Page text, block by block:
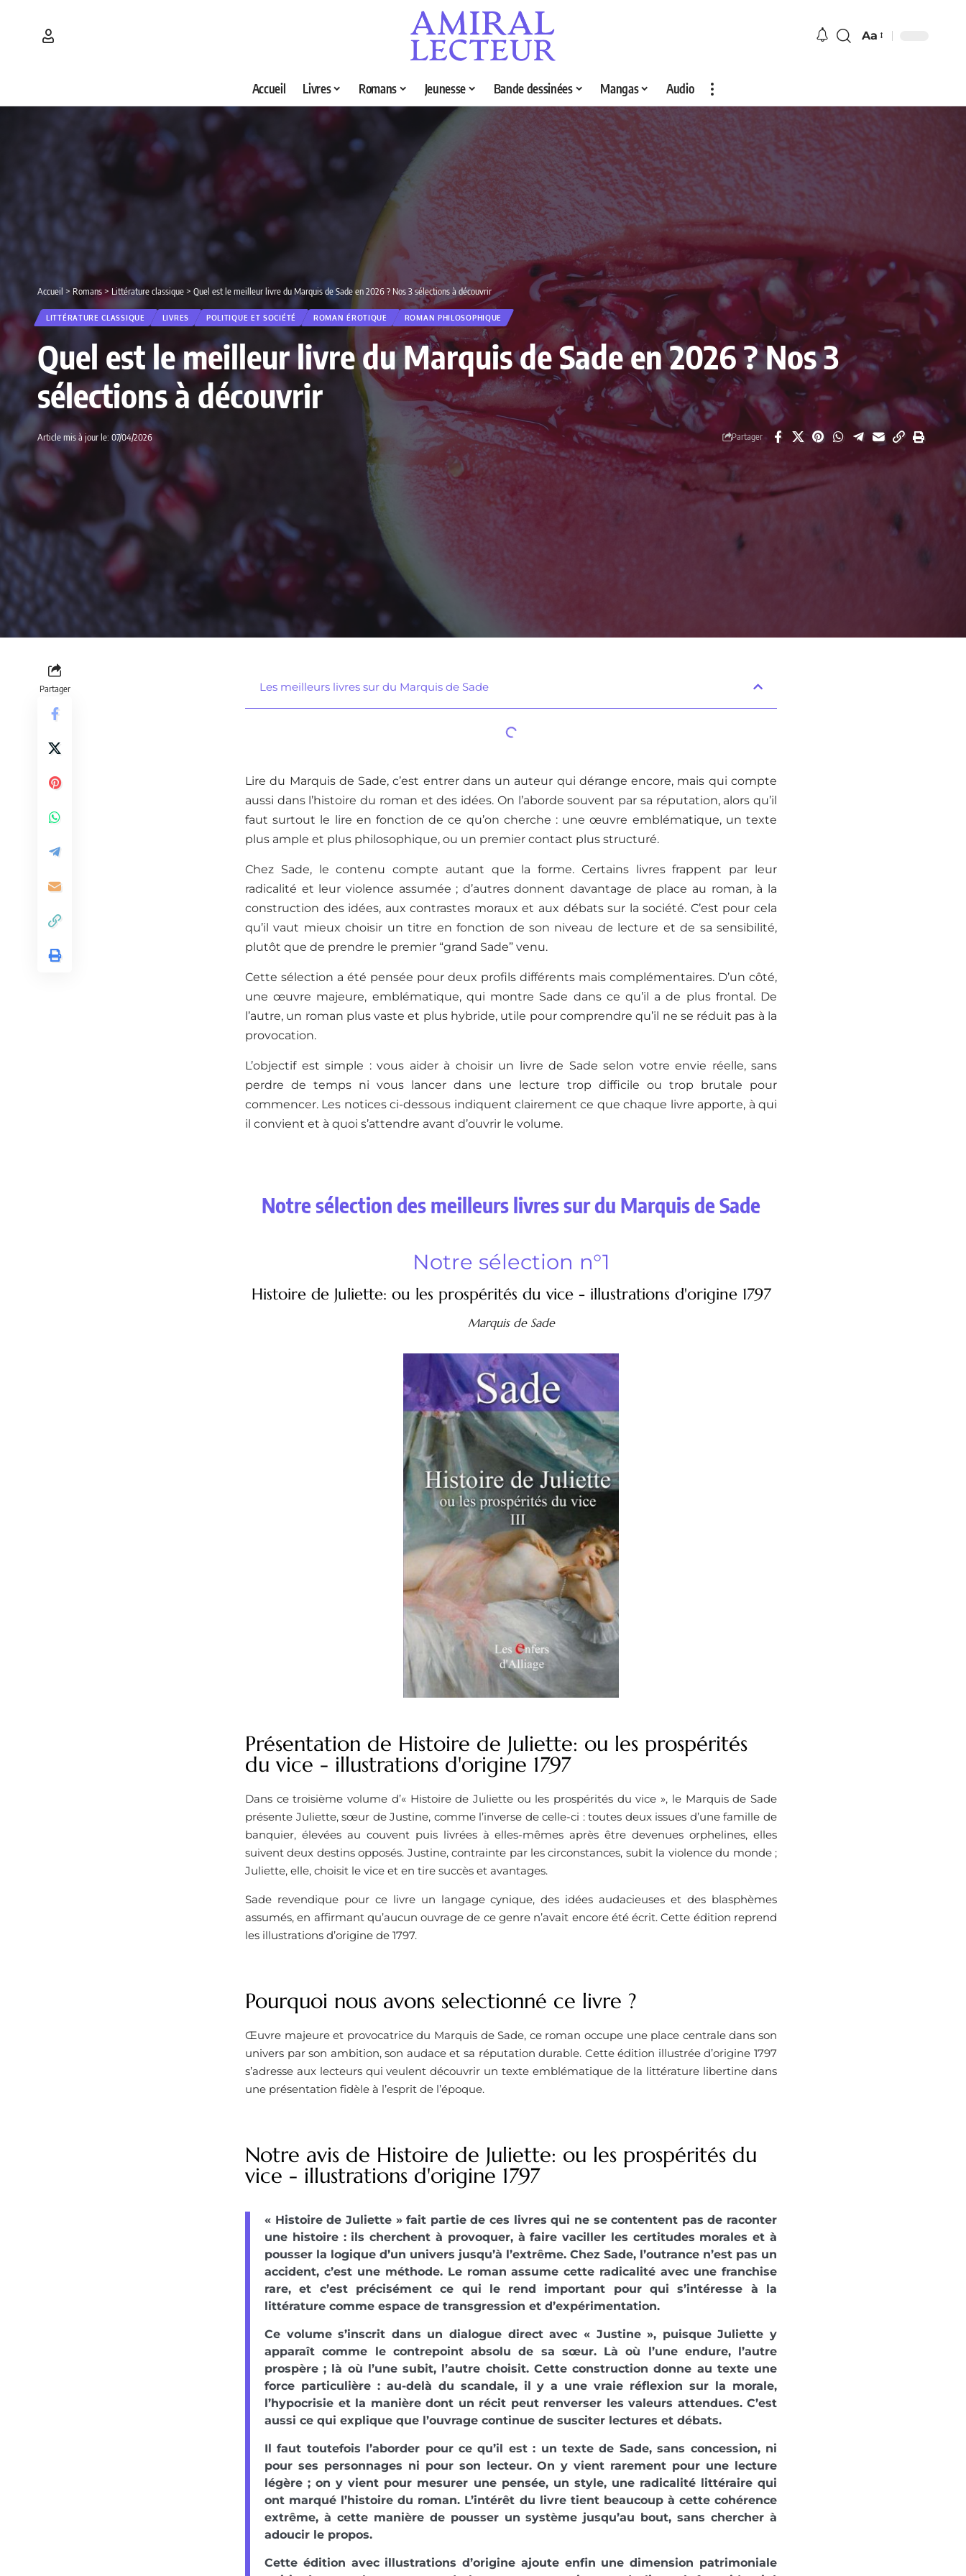
Aa
Accueil Livres Romans Jeunesse Bande dessinées Mangas Audio
Accueil > Romans> Littérature classique> Quel est le meilleur livre du Marquis de Sade en 2026 ? Nos 3 sélections à découvrir
LITTÉRATURE CLASSIQUE LIVRES POLITIQUE ET SOCIÉTÉ ROMAN ÉROTIQUE ROMAN PHILOSOPHIQUE
Quel est le meilleur livre du Marquis de Sade en 2026 ? Nos 3
sélections à découvrir
Article mis à jour le: 07/04/2026 Partager
Partager Les meilleurs livres sur du Marquis de Sade
Lire du Marquis de Sade, c’est entrer dans un auteur qui dérange encore, mais qui compte
aussi dans l’histoire du roman et des idées. On l’aborde souvent par sa réputation, alors qu’il
faut surtout le lire en fonction de ce qu’on cherche : une œuvre emblématique, un texte
plus ample et plus philosophique, ou un premier contact plus structuré.
Chez Sade, le contenu compte autant que la forme. Certains livres frappent par leur
radicalité et leur violence assumée ; d’autres donnent davantage de place au roman, à la
construction des idées, aux contrastes moraux et aux débats sur la société. C’est pour cela
qu’il vaut mieux choisir un titre en fonction de son niveau de lecture et de sa sensibilité,
plutôt que de prendre le premier “grand Sade” venu.
Cette sélection a été pensée pour deux profils différents mais complémentaires. D’un côté,
une œuvre majeure, emblématique, qui montre Sade dans ce qu’il a de plus frontal. De
l’autre, un roman plus vaste et plus hybride, utile pour comprendre qu’il ne se réduit pas à la
provocation.
L’objectif est simple : vous aider à choisir un livre de Sade selon votre envie réelle, sans
perdre de temps ni vous lancer dans une lecture trop difficile ou trop brutale pour
commencer. Les notices ci-dessous indiquent clairement ce que chaque livre apporte, à qui
il convient et à quoi s’attendre avant d’ouvrir le volume.
Notre sélection des meilleurs livres sur du Marquis de Sade
Notre sélection n°1
Histoire de Juliette: ou les prospérités du vice - illustrations d'origine 1797
Marquis de Sade
Présentation de Histoire de Juliette: ou les prospérités
du vice - illustrations d'origine 1797
Dans ce troisième volume d’« Histoire de Juliette ou les prospérités du vice », le Marquis de Sade
présente Juliette, sœur de Justine, comme l’inverse de celle-ci : toutes deux issues d’une famille de
banquier, élevées au couvent puis livrées à elles-mêmes après être devenues orphelines, elles
suivent deux destins opposés. Justine, contrainte par les circonstances, subit la violence du monde ;
Juliette, elle, choisit le vice et en tire succès et avantages.
Sade revendique pour ce livre un langage cynique, des idées audacieuses et des blasphèmes
assumés, en affirmant qu’aucun ouvrage de ce genre n’avait encore été écrit. Cette édition reprend
les illustrations d’origine de 1797.
Pourquoi nous avons selectionné ce livre ? ​
Œuvre majeure et provocatrice du Marquis de Sade, ce roman occupe une place centrale dans son
univers par son ambition, son audace et sa réputation durable. Cette édition illustrée d’origine 1797
s’adresse aux lecteurs qui veulent découvrir un texte emblématique de la littérature libertine dans
une présentation fidèle à l’esprit de l’époque.
Notre avis de Histoire de Juliette: ou les prospérités du
vice - illustrations d'origine 1797
« Histoire de Juliette » fait partie de ces livres qui ne se contentent pas de raconter
une histoire : ils cherchent à provoquer, à faire vaciller les certitudes morales et à
pousser la logique d’un univers jusqu’à l’extrême. Chez Sade, l’outrance n’est pas un
accident, c’est une méthode. Le roman assume cette radicalité avec une franchise
rare, et c’est précisément ce qui le rend important pour qui s’intéresse à la
littérature comme espace de transgression et d’expérimentation.
Ce volume s’inscrit dans un dialogue direct avec « Justine », puisque Juliette y
apparaît comme le contrepoint absolu de sa sœur. Là où l’une endure, l’autre
prospère ; là où l’une subit, l’autre choisit. Cette construction donne au texte une
force particulière : au-delà du scandale, il y a une vraie réflexion sur la morale,
l’hypocrisie et la manière dont un récit peut renverser les valeurs attendues. C’est
aussi ce qui explique que l’ouvrage continue de susciter lectures et débats.
Il faut toutefois l’aborder pour ce qu’il est : un texte de Sade, sans concession, ni
pour ses personnages ni pour son lecteur. On y vient rarement pour une lecture
légère ; on y vient pour mesurer une pensée, un style, une radicalité littéraire qui
ont marqué l’histoire du roman. L’intérêt du livre tient beaucoup à cette cohérence
extrême, à cette manière de pousser un système jusqu’au bout, sans chercher à
adoucir le propos.
Cette édition avec illustrations d’origine ajoute enfin une dimension patrimoniale